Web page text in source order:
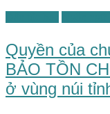
Quyền của
BẢO TỒN
ở vùng núi